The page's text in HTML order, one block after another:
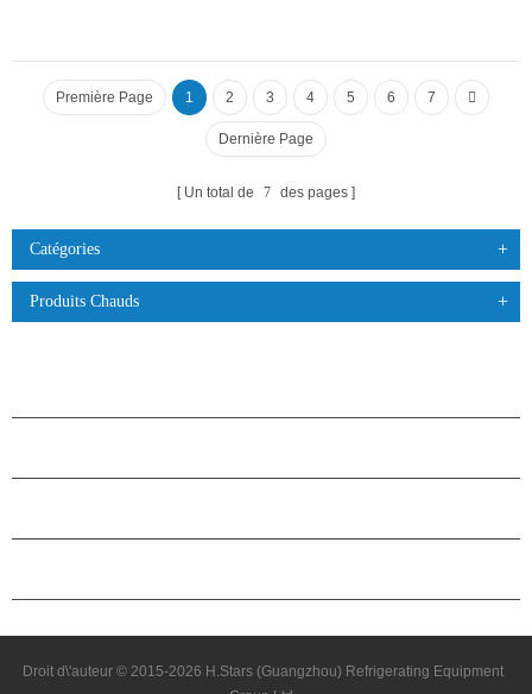
Première Page 1 2 3 4 5 6 7
Dernière Page
Un total de 7 des pages
Catégories
Produits Chauds
Droit d\'auteur © 2015-2026 H.Stars (Guangzhou) Refrigerating Equipment